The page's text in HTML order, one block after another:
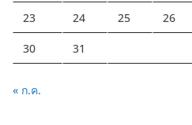
23 24 25 26
30 31
« ก.ค.